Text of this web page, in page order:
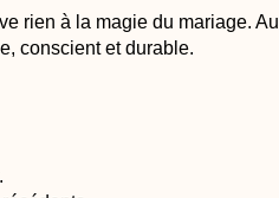
rien à la magie du mariage. Au
conscient et durable.